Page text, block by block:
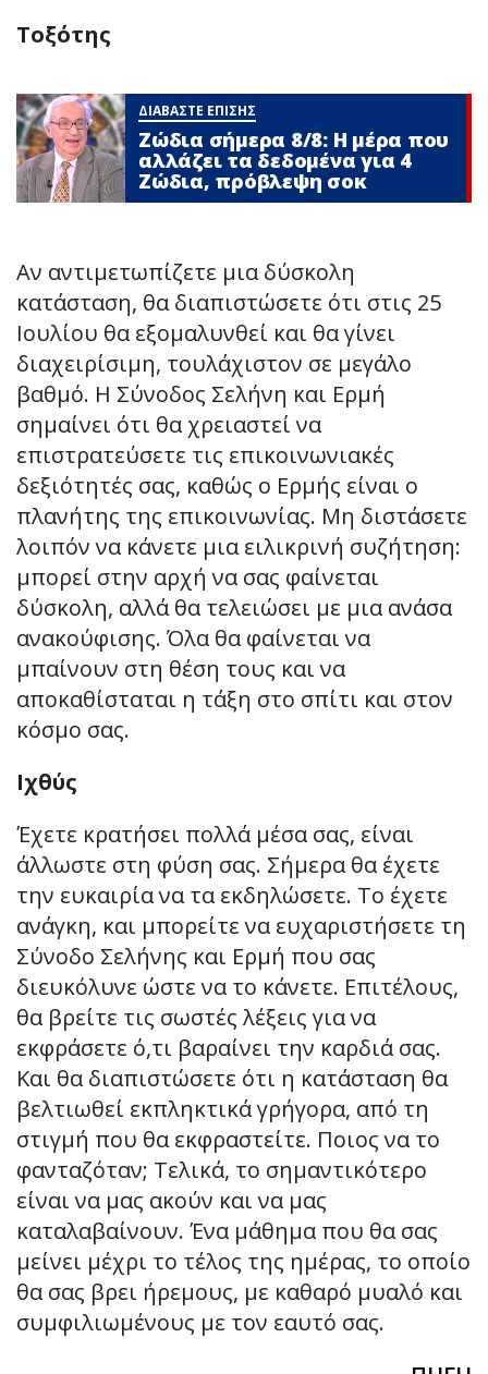
Τοξότης
ΔΙΑΒΑΣΤΕ ΕΠΙΣΗΣ
Ζώδια σήμερα 8/8: Η μέρα που
αλλάζει τα δεδομένα για 4
Zώδια, πρόβλεψη σoκ
Αν αντιμετωπίζετε μια δύσκολη
κατάσταση, θα διαπιστώσετε ότι στις 25
Ιουλίου θα εξομαλυνθεί και θα γίνει
διαχειρίσιμη, τουλάχιστον σε μεγάλο
βαθμό. Η Σύνοδος Σελήνη και Ερμή
σημαίνει ότι θα χρειαστεί να
επιστρατεύσετε τις επικοινωνιακές
δεξιότητές σας, καθώς ο Ερμής είναι ο
πλανήτης της επικοινωνίας. Μη διστάσετε
λοιπόν να κάνετε μια ειλικρινή συζήτηση:
μπορεί στην αρχή να σας φαίνεται
δύσκολη, αλλά θα τελειώσει με μια ανάσα
ανακούφισης. Όλα θα φαίνεται να
μπαίνουν στη θέση τους και να
αποκαθίσταται η τάξη στο σπίτι και στον
κόσμο σας.
Ιχθύς
Έχετε κρατήσει πολλά μέσα σας, είναι
άλλωστε στη φύση σας. Σήμερα θα έχετε
την ευκαιρία να τα εκδηλώσετε. Το έχετε
ανάγκη, και μπορείτε να ευχαριστήσετε τη
Σύνοδο Σελήνης και Ερμή που σας
διευκόλυνε ώστε να το κάνετε. Επιτέλους,
θα βρείτε τις σωστές λέξεις για να
εκφράσετε ό,τι βαραίνει την καρδιά σας.
Και θα διαπιστώσετε ότι η κατάσταση θα
βελτιωθεί εκπληκτικά γρήγορα, από τη
στιγμή που θα εκφραστείτε. Ποιος να το
φανταζόταν; Τελικά, το σημαντικότερο
είναι να μας ακούν και να μας
καταλαβαίνουν. Ένα μάθημα που θα σας
μείνει μέχρι το τέλος της ημέρας, το οποίο
θα σας βρει ήρεμους, με καθαρό μυαλό και
συμφιλιωμένους με τον εαυτό σας.